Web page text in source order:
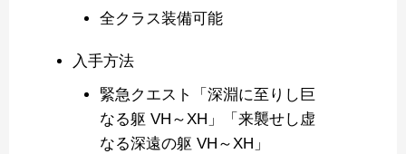
全クラス装備可能
入手方法
緊急クエスト「深淵に至りし巨
なる躯 VH～XH」「来襲せし虚
なる深遠の躯 VH～XH」